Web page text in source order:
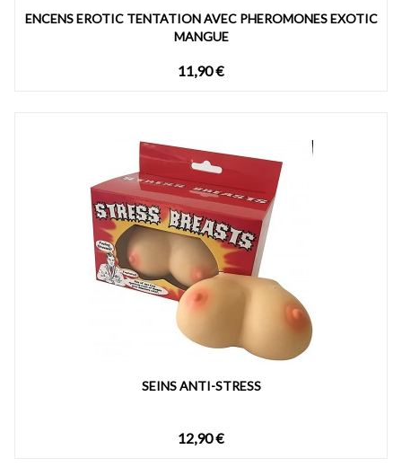
ENCENS EROTIC TENTATION AVEC PHEROMONES EXOTIC
MANGUE
11,90 €
SEINS ANTI-STRESS
12,90 €